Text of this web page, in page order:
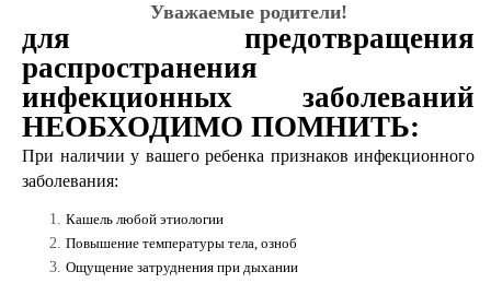
Уважаемые родители!
для предотвращения
распространения
инфекционных заболеваний
НЕОБХОДИМО ПОМНИТЬ:
При наличии у вашего ребенка признаков инфекционного
заболевания:
Кашель любой этиологии
Повышение температуры тела, озноб
Ощущение затруднения при дыхании